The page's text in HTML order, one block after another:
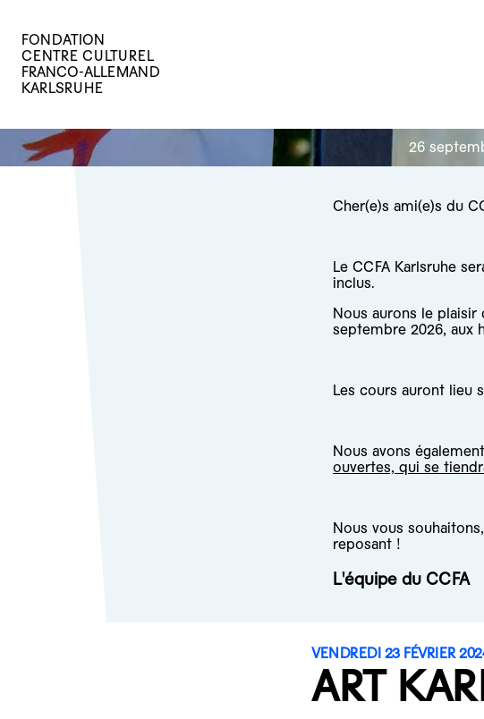
FONDATION
CENTRE CULTUREL
FRANCO-ALLEMAND
KARLSRUHE
26
Cher(e)s ami(e)s du
Le CCFA Karlsruhe
inclus.
Nous aurons le
septembre 2026, aux
Les cours auront lieu
Nous avons
ouvertes, qui se
Nous vous
reposant !
L'équipe du CCFA
VENDREDI 23 FÉVRIER
ART